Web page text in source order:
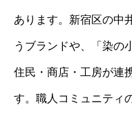
あります。新宿区の中
うブランドや、「染の
住民・商店・工房が連
す。職人コミュニティ